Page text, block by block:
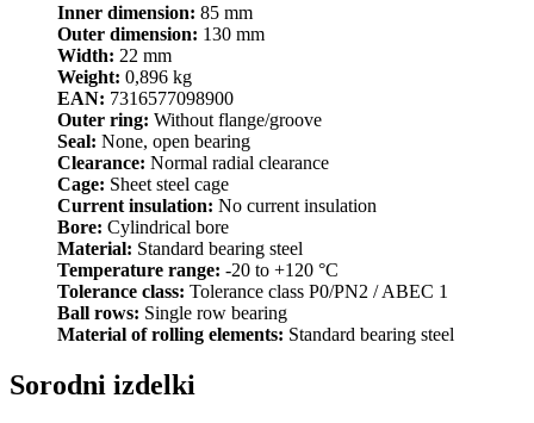
Inner dimension: 85 mm
Outer dimension: 130 mm
Width: 22 mm
Weight: 0,896 kg
EAN: 7316577098900
Outer ring: Without flange/groove
Seal: None, open bearing
Clearance: Normal radial clearance
Cage: Sheet steel cage
Current insulation: No current insulation
Bore: Cylindrical bore
Material: Standard bearing steel
Temperature range: -20 to +120 °C
Tolerance class: Tolerance class P0/PN2 / ABEC 1
Ball rows: Single row bearing
Material of rolling elements: Standard bearing steel
Sorodni izdelki